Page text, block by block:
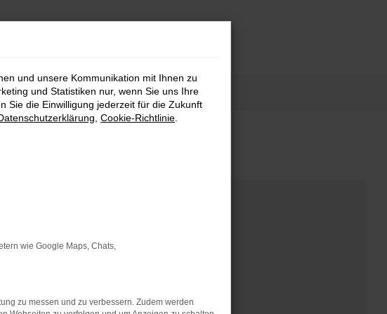
und unsere Kommunikation mit Ihnen zu
und Statistiken nur, wenn Sie uns Ihre
Sie die Einwilligung jederzeit für die Zukunft
Cookie-Richtlinie
wie Google Maps, Chats,
zu messen und zu verbessern. Zudem werden